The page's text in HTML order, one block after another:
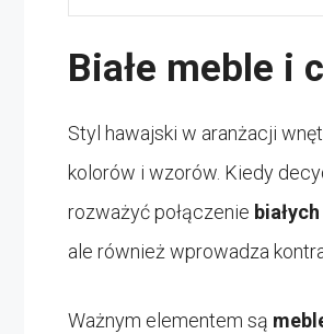
Białe meble i
Styl hawajski w aranżacji
kolorów i wzorów. Kiedy
rozważyć połączenie
ale również wprowadza
Ważnym elementem są